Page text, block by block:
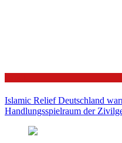
Islamic Relief Deutschland
Handlungsspielraum der